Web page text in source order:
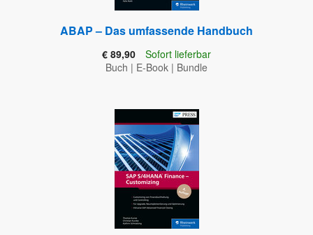
ABAP – Das umfassende Handbuch
€ 89,90
Sofort lieferbar
Buch | E-Book | Bundle